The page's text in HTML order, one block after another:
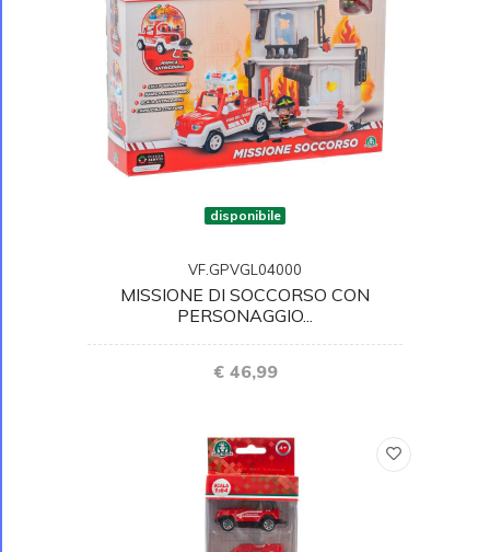
disponibile
VF.GPVGL04000
MISSIONE DI SOCCORSO CON
PERSONAGGIO...
€ 46,99